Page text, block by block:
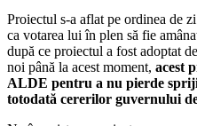
Proiectul s-a aflat pe ordinea de
ca votarea lui în plen să fie
după ce proiectul a fost adoptat
noi până la acest moment, acest
ALDE pentru a nu pierde
totodată cererilor guvernului